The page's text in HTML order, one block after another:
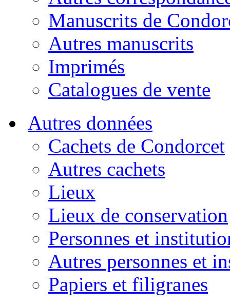
Manuscrits de
Autres manuscrits
Imprimés
Catalogues de vente
Autres données
Cachets de Condorcet
Autres cachets
Lieux
Lieux de conservation
Personnes et
Autres personnes et
Papiers et filigranes